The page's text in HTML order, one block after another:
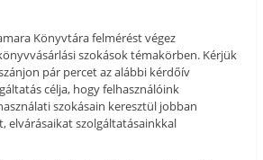
Könyvtára felmérést végez
szokások témakörben. Kérjük
pár percet az alábbi kérdőív
célja, hogy felhasználóink
szokásain keresztül jobban
elvárásaikat szolgáltatásainkkal